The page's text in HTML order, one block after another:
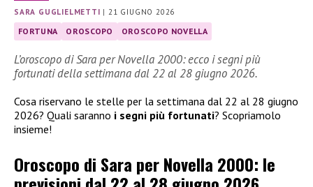
SARA GUGLIELMETTI |21 GIUGNO 2026
FORTUNA OROSCOPO OROSCOPO NOVELLA
L’oroscopo di Sara per Novella 2000: ecco i segni più
fortunati della settimana dal 22 al 28 giugno 2026.
Cosa riservano le stelle per la settimana dal 22 al 28 giugno
2026? Quali saranno i segni più fortunati? Scopriamolo
insieme!
Oroscopo di Sara per Novella 2000: le